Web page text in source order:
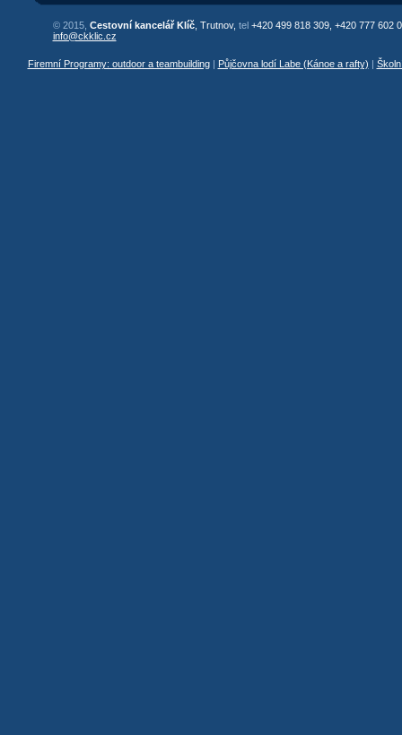
© 2015, Cestovní kancelář Klíč, Trutnov, tel +420 499 818 309, +420 777 602
info@ckklic.cz
Firemní Programy: outdoor a teambuilding| Půjčovna lodí Labe (Kánoe a rafty) |